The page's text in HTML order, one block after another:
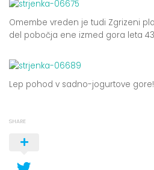
Omembe vreden je tudi Zgrizeni
del pobočja ene izmed gora leta
Lep pohod v sadno-jogurtove gore!
SHARE